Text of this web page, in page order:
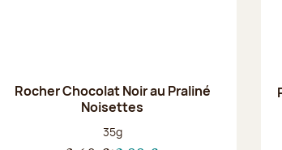
Rocher Chocolat Noir au Praliné
Noisettes
Poids net :
35g